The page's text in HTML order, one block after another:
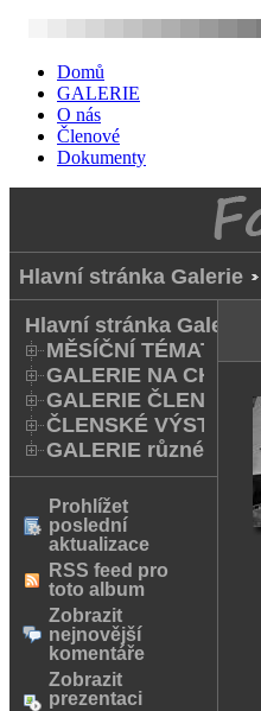
Domů
GALERIE
O nás
Členové
Dokumenty
Hlavní stránka Galerie
Hlavní stránka Galerie
MĚSÍČNÍ TÉMATA
GALERIE NA
GALERIE ČLENŮ
ČLENSKÉ VÝSTAVY
GALERIE různé
Prohlížet
poslední
aktualizace
RSS feed pro
toto album
Zobrazit
nejnovější
komentáře
Zobrazit
prezentaci